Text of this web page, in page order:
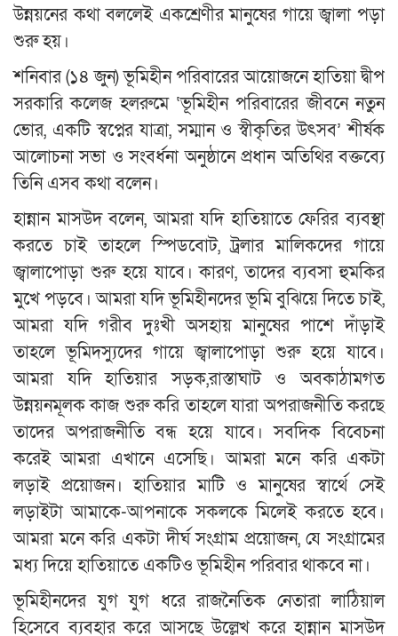
উন্নয়নের কথা বললেই একশ্রেণীর মানুষের গায়ে জ্বালা পড়া
শুরু হয়।
শনিবার (১৪ জুন) ভূমিহীন পরিবারের আয়োজনে হাতিয়া দ্বীপ
সরকারি কলেজ হলরুমে ‘ভূমিহীন পরিবারের জীবনে নতুন
ভোর, একটি স্বপ্নের যাত্রা, সম্মান ও স্বীকৃতির উৎসব’ শীর্ষক
আলোচনা সভা ও সংবর্ধনা অনুষ্ঠানে প্রধান অতিথির বক্তব্যে
তিনি এসব কথা বলেন।
হান্নান মাসউদ বলেন, আমরা যদি হাতিয়াতে ফেরির ব্যবস্থা
করতে চাই তাহলে স্পিডবোট, ট্রলার মালিকদের গায়ে
জ্বালাপোড়া শুরু হয়ে যাবে। কারণ, তাদের ব্যবসা হুমকির
মুখে পড়বে। আমরা যদি ভূমিহীনদের ভূমি বুঝিয়ে দিতে চাই,
আমরা যদি গরীব দুঃখী অসহায় মানুষের পাশে দাঁড়াই
তাহলে ভূমিদস্যুদের গায়ে জ্বালাপোড়া শুরু হয়ে যাবে।
আমরা যদি হাতিয়ার সড়ক,রাস্তাঘাট ও অবকাঠামগত
উন্নয়নমূলক কাজ শুরু করি তাহলে যারা অপরাজনীতি করছে
তাদের অপরাজনীতি বন্ধ হয়ে যাবে। সবদিক বিবেচনা
করেই আমরা এখানে এসেছি। আমরা মনে করি একটা
লড়াই প্রয়োজন। হাতিয়ার মাটি ও মানুষের স্বার্থে সেই
লড়াইটা আমাকে-আপনাকে সকলকে মিলেই করতে হবে।
আমরা মনে করি একটা দীর্ঘ সংগ্রাম প্রয়োজন, যে সংগ্রামের
মধ্য দিয়ে হাতিয়াতে একটিও ভূমিহীন পরিবার থাকবে না।
ভূমিহীনদের যুগ যুগ ধরে রাজনৈতিক নেতারা লাঠিয়াল
হিসেবে ব্যবহার করে আসছে উল্লেখ করে হান্নান মাসউদ